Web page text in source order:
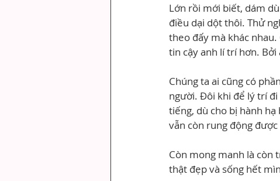
Lớn rồi mới biết, dám
điều dại dột thôi. Thử
theo đấy mà khác
tin cậy anh lí trí hơn.
Chúng ta ai cũng có
người. Đôi khi để lý trí
tiếng, dù cho bị hành
vẫn còn rung động
Còn mong manh là còn
thật đẹp và sống hết